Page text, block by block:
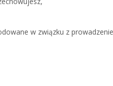
w związku z